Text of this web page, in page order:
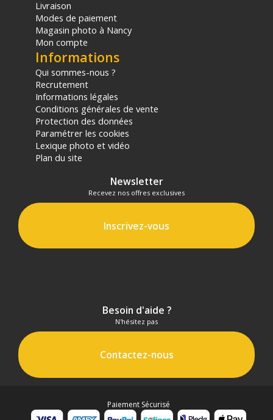
Livraison
Modes de paiement
Magasin photo à Nancy
Mon compte
Informations
Qui sommes-nous ?
Recrutement
Informations légales
Conditions générales de vente
Protection des données
Paramétrer les cookies
Lexique photo et vidéo
Plan du site
Newsletter
Recevez nos offres exclusives
Inscrivez-vous
Besoin d'aide ?
N'hésitez pas
Contactez-nous
Paiement Sécurisé